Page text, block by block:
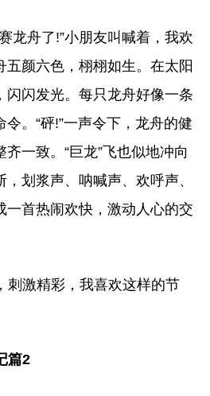
龙舟了!”小朋友叫喊着，我欢
五颜六色，栩栩如生。在太阳
闪闪发光。每只龙舟好像一条
。“砰!”一声令下，龙舟的健
一致。“巨龙”飞也似地冲向
划浆声、呐喊声、欢呼声、
一首热闹欢快，激动人心的交
刺激精彩，我喜欢这样的节
篇2